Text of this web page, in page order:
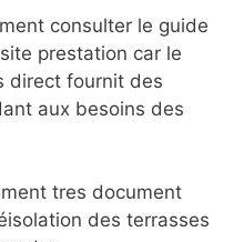
consulter le guide
prestation car le
direct fournit des
aux besoins des
tres document
des terrasses